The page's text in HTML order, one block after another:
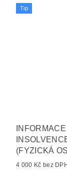
Tip
(FYZICKÁ
4 000 Kč bez